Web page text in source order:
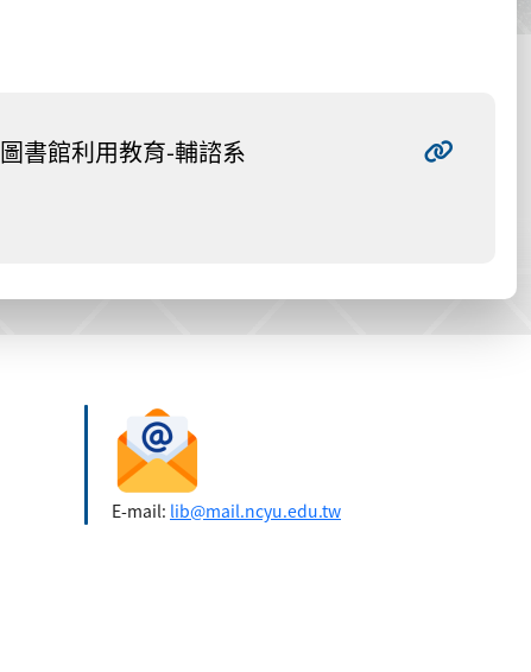
圖書館利用教育-輔諮系
E-mail: lib@mail.ncyu.edu.tw